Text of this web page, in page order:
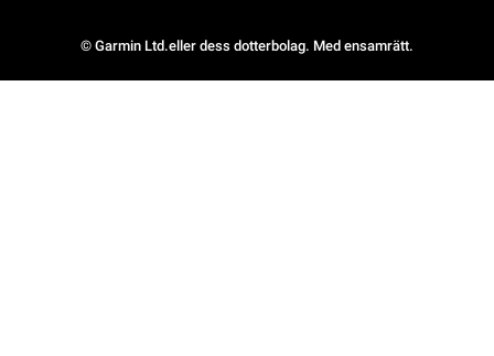
© Garmin Ltd.eller dess dotterbolag. Med ensamrätt.